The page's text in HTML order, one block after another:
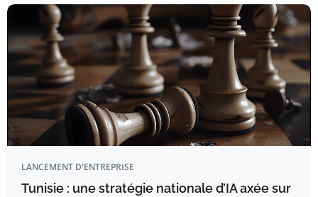
LANCEMENT D'ENTREPRISE
Tunisie : une stratégie nationale d’IA axée sur